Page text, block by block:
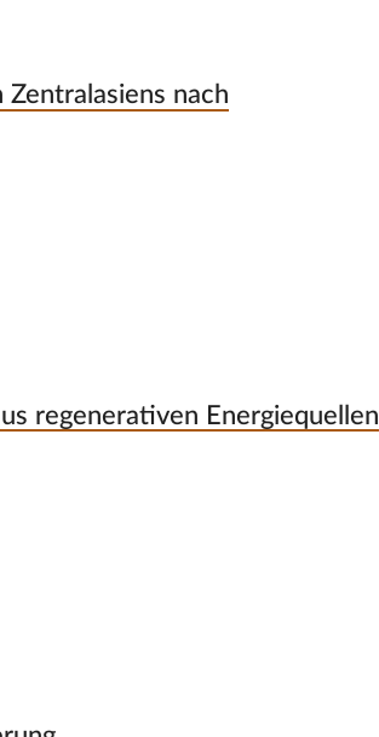
nach
regenerativen Energiequellen